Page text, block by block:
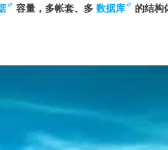
容量，多帐套、多 数据库
的结构